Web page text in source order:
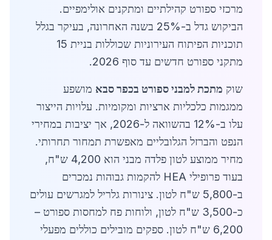
מרכזי ספורט קהילתיים ומתקנים אולימפיים.
הביקוש גדל ב-25% בשנה האחרונה, בעיקר בגלל
תוכניות הפיתוח העירוניות שכוללות בניית 15
מתקני ספורט חדשים עד סוף 2026.
שוק מתכת למבני ספורט בכפר סבא מושפע
ממגמות כלכליות ארציות ומקומיות. עלויות הייצור
עלו ב-12% בהשוואה ל-2026, אך יציבות במחירי
הנפט והברזל הגלובליים מאפשרת תמחור תחרותי.
מחיר ממוצע לטון פלדה מבני הוא 4,200 ש"ח,
בעוד פרופילי HEA להקמות גבוהות נמכרים
ב-5,800 ש"ח לטון. צינורות גלריל למגרשים עולים
כ-3,500 ש"ח לטון, ולוחות פח למחסות ספורט –
6,200 ש"ח לטון. ספקים מובילים כוללים מפעלי